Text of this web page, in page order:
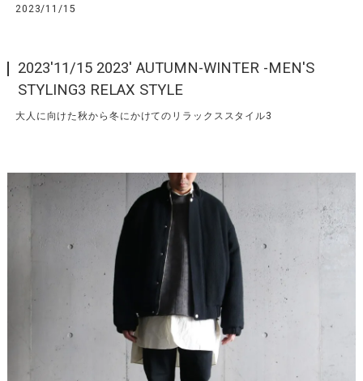
2023/11/15
2023'11/15 2023' AUTUMN-WINTER -MEN'S
STYLING3 RELAX STYLE
大人に向けた秋から冬にかけてのリラックススタイル3